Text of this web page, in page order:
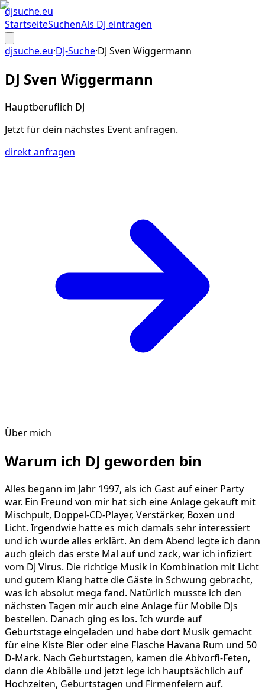
djsuche.eu
StartseiteSuchenAls DJ eintragen
djsuche.eu·DJ-Suche·DJ Sven Wiggermann
DJ Sven Wiggermann
Hauptberuflich DJ
Jetzt für dein nächstes Eventanfragen.
direkt anfragen
Über mich
Warum ich DJ geworden bin
Alles begann im Jahr 1997, als ich Gast auf einer Party
war. Ein Freund von mir hat sich eine Anlage gekauft mit
Mischpult, Doppel-CD-Player, Verstärker, Boxen und
Licht. Irgendwie hatte es mich damals sehr interessiert
und ich wurde alles erklärt. An dem Abend legte ich dann
auch gleich das erste Mal auf und zack, war ich infiziert
vom DJ Virus. Die richtige Musik in Kombination mit Licht
und gutem Klang hatte die Gäste in Schwung gebracht,
was ich absolut mega fand. Natürlich musste ich den
nächsten Tagen mir auch eine Anlage für Mobile DJs
bestellen. Danach ging es los. Ich wurde auf
Geburtstage eingeladen und habe dort Musik gemacht
für eine Kiste Bier oder eine Flasche Havana Rum und 50
D-Mark. Nach Geburtstagen, kamen die Abivorfi-Feten,
dann die Abibälle und jetzt lege ich hauptsächlich auf
Hochzeiten, Geburtstagen und Firmenfeiern auf.